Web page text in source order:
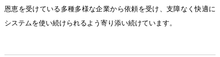
恩恵を受けている多種多様な企業から依頼を受け、支障なく快適に
システムを使い続けられるよう寄り添い続けています。